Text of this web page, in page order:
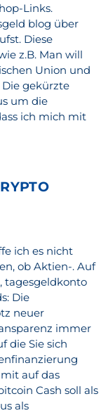
Links.
blog über
Diese
z.B. Man will
Union und
gekürzte
um die
ich mich mit
ich es nicht
ob Aktien-. Auf
tagesgeldkonto
Die
neuer
immer
die Sie sich
auf das
Cash soll als
als